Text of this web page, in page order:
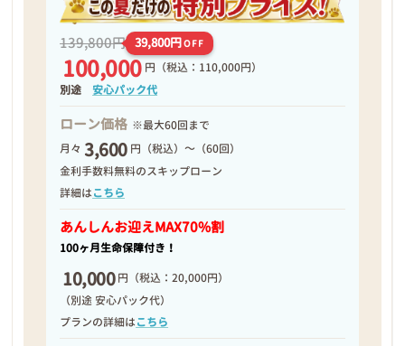
2026年03月11日
139,800円 39,800円OFF
100,000 円 （税込：110,000円）
別途安心パック代
ローン価格 ※最大60回まで
月々 3,600 円（税込）～（60回）
金利手数料無料のスキップローン
詳細はこちら
あんしんお迎えMAX70%割
100ヶ月生命保障付き！
10,000 円 （税込：20,000円）
（別途 安心パック代）
プランの詳細はこちら